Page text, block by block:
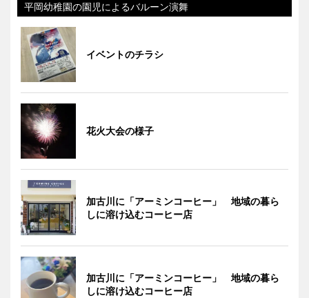
平岡幼稚園の園児によるバルーン演舞
イベントのチラシ
花火大会の様子
加古川に「アーミンコーヒー」 地域の暮ら
しに溶け込むコーヒー店
加古川に「アーミンコーヒー」 地域の暮ら
しに溶け込むコーヒー店